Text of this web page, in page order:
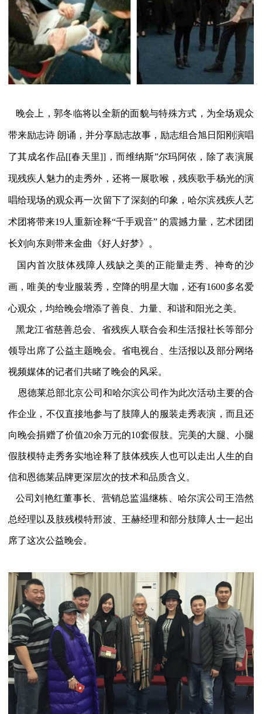
晚会上，郭冬临将以全新的面貌与特殊方式，为全场观众
带来励志诗 朗诵，并分享励志故事，励志组合旭日阳刚演唱
了其成名作品[[春天里]]，而维纳斯”尔玛阿依，除了表演展
现残疾人魅力的走秀外，还将一展歌喉，残疾歌手杨光的演
唱给现场的观众再一次留下了深刻的印象，哈尔滨残疾人艺
术团将带来19人重新诠释“千手观音” 的震撼力量，艺术团团
长刘向东则带来金曲《好人好梦》。
国内首次肢体残障人残缺之美的正能量走秀、神奇的沙
画，唯美的专业服装秀，空降的明星大咖，还有1600多名爱
心观众，均给晚会增添了善良、力量、和谐和阳光之美。
黑龙江省慈善总会、省残疾人联合会和生活报社长等部分
领导出席了公益主题晚会。省电视台、生活报以及部分网络
视频媒体的记者们共睹了晚会的风采。
恩德莱总部北京公司和哈尔滨公司作为此次活动主要的合
作企业，不仅直接地参与了肢障人的服装走秀表演，而且还
向晚会捐赠了价值20余万元的10套假肢。完美的大腿、小腿
假肢模特走秀务实地诠释了肢体残疾人也可以走出人生的自
信和恩德莱品牌更深层次的技术和品质含义。
公司刘艳红董事长、营销总监温继栋、哈尔滨公司王浩然
总经理以及肢残模特邢波、王赫经理和部分肢障人士一起出
席了这次公益晚会。